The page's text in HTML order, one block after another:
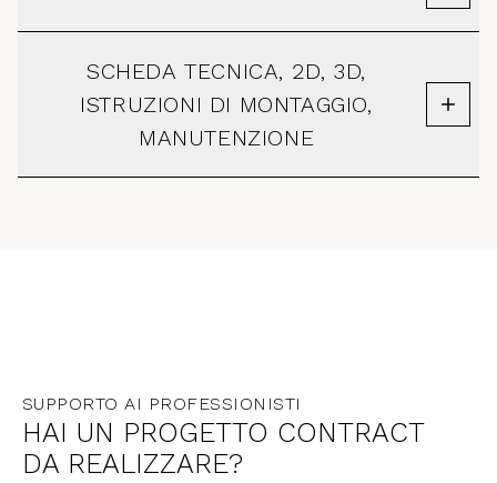
SCHEDA TECNICA, 2D, 3D,
ISTRUZIONI DI MONTAGGIO,
MANUTENZIONE
SUPPORTO AI PROFESSIONISTI
HAI UN PROGETTO CONTRACT
DA REALIZZARE?